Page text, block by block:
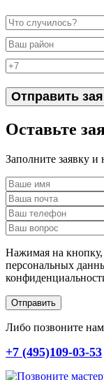
Оставьте
Заполните заявку и
Нажимая на кнопку,
персональных
Отправить
Либо позвоните
+7 (495)109-03-53